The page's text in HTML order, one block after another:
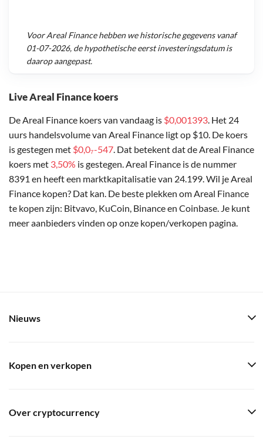
Live Areal Finance koers
De Areal Finance koers van vandaag is $0,001393. Het 24
uurs handelsvolume van Areal Finance ligt op $10. De koers
is gestegen met $0,0₇-547. Dat betekent dat de Areal Finance
koers met 3,50% is gestegen. Areal Finance is de nummer
8391 en heeft een marktkapitalisatie van 24.199. Wil je Areal
Finance kopen? Dat kan. De beste plekken om Areal Finance
te kopen zijn: Bitvavo, KuCoin, Binance en Coinbase. Je kunt
meer aanbieders vinden op onze kopen/verkopen pagina.
VoorAreal Financehebben we historische gegevens vanaf
01-07-2026, de hypothetische eerst investeringsdatum is
daarop aangepast.
Nieuws
Kopen en verkopen
Over cryptocurrency